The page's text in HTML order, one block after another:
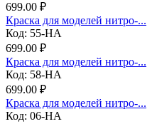
699.00 ₽
Краска для моделей нитро-...
Код: 55-НА
699.00 ₽
Краска для моделей нитро-...
Код: 58-НА
699.00 ₽
Краска для моделей нитро-...
Код: 06-НА